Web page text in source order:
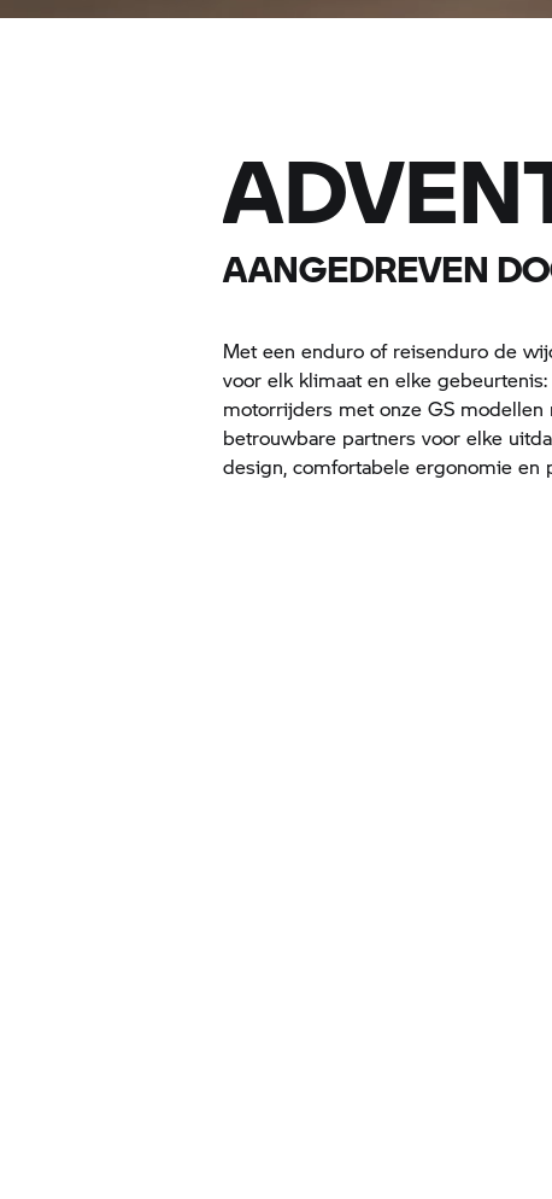
AANGEDREVEN
Met een enduro of reisenduro de
voor elk klimaat en elke
motorrijders met onze GS
betrouwbare partners voor elke
design, comfortabele ergonomie en